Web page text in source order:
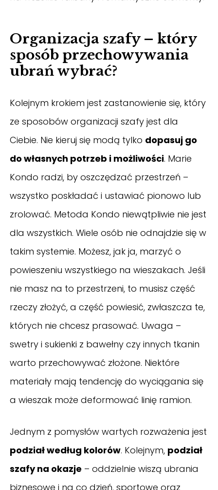
Organizacja szafy – który
sposób przechowywania
ubrań wybrać?
Kolejnym krokiem jest zastanowienie się, który
ze sposobów organizacji szafy jest dla
Ciebie. Nie kieruj się modą tylko dopasuj go
do własnych potrzeb i możliwości. Marie
Kondo radzi, by oszczędzać przestrzeń –
wszystko poskładać i ustawiać pionowo lub
zrolować. Metoda Kondo niewątpliwie nie jest
dla wszystkich. Wiele osób nie odnajdzie się w
takim systemie. Możesz, jak ja, marzyć o
powieszeniu wszystkiego na wieszakach. Jeśli
nie masz na to przestrzeni, to musisz część
rzeczy złożyć, a część powiesić, zwłaszcza te,
których nie chcesz prasować. Uwaga –
swetry i sukienki z bawełny czy innych tkanin
warto przechowywać złożone. Niektóre
materiały mają tendencję do wyciągania się
a wieszak może deformować linię ramion.
Jednym z pomysłów wartych rozważenia jest
podział według kolorów. Kolejnym, podział
szafy na okazje – oddzielnie wiszą ubrania
biznesowe i na co dzień, sportowe oraz